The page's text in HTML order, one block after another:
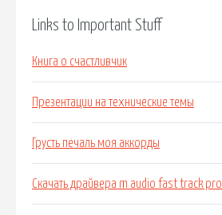
Links to Important Stuff
Книга о счастливчик
Презентации на технические темы
Грусть печаль моя аккорды
Скачать драйвера m audio fast track pro